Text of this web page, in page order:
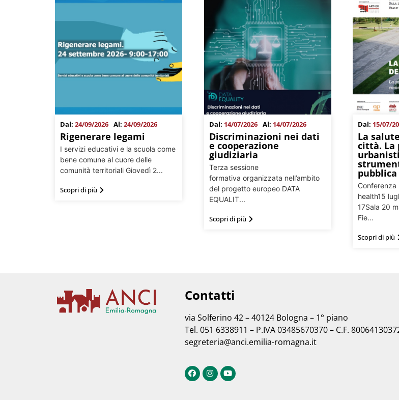
Dal:24/09/2026 Al:24/09/2026
Rigenerare legami
I servizi educativi e la scuola come
bene comune al cuore delle
comunità territoriali Giovedì 2...
Scopri di più
Dal: 14/07/2026 Al: 14/07/2026
Discriminazioni nei dati
e cooperazione
giudiziaria
Terza sessione
formativa organizzata nell’ambito
del progetto europeo DATA
EQUALIT...
Scopri di più
Dal: 15/07/
La
città. La
pubblica
Conferenza
health15
17Sala 20
Fie...
Scopri di più
Contatti
via Solferino 42 – 40124 Bologna – 1° piano
Tel. 051 6338911 – P.IVA 03485670370 – C.F.
segreteria@anci.emilia-romagna.it